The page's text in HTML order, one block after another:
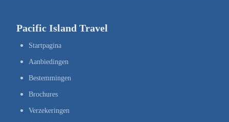
Pacific Island Travel
Startpagina
Aanbiedingen
Bestemmingen
Brochures
Verzekeringen